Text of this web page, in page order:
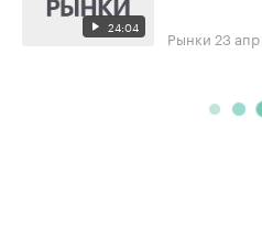
24:04 Рынки 23